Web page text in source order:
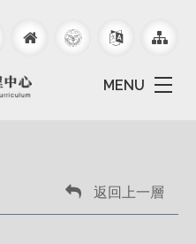
MENU
返回上一層